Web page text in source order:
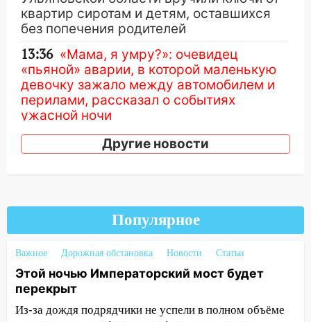
квартир сиротам и детям, оставшихся
без попечения родителей
13:36 «Мама, я умру?»: очевидец
«пьяной» аварии, в которой маленькую
девочку зажало между автомобилем и
перилами, рассказал о событиях
ужасной ночи
13:05
17-летний парень находился за
рулем мотоцикла во время ДТП в Новом
12:59
Губернатор Ульяновской области
выразил соболезнования в связи с
12:53 Число погибших в Нижнекамске
выросло до 13 человек, среди них есть
ребенок
Другие новости
Популярное
Важное Дорожная обстановка Новости Статьи
Этой ночью Императорский мост будет
перекрыт
Из-за дождя подрядчики не успели в полном объёме